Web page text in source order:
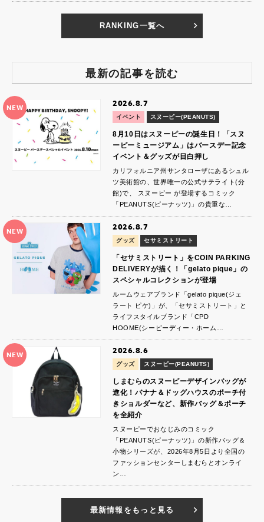
RANKING一覧へ
最新の記事を読む
NEW 2026.8.7
イベント スヌーピー(PEANUTS)
8月10日はスヌーピーの誕生日！「スヌ
ーピーミュージアム」はバースデー記念
イベント＆グッズが目白押し
カリフォルニア州サンタローザにあるシュル
ツ美術館の、世界唯一の公式サテライト(分
館)で、 スヌーピー が登場するコミック
「PEANUTS(ピーナッツ)」の貴重な…
NEW 2026.8.7
グッズ セサミストリート
「セサミストリート」をCOIN PARKING
DELIVERYが描く！「gelato pique」の
スペシャルコレクションが登場
ルームウェアブランド「gelato pique(ジェ
ラート ピケ)」が、「セサミストリート」と
ライフスタイルブランド「CPD
HOOME(シーピーディー・ホーム…
NEW 2026.8.6
グッズ スヌーピー(PEANUTS)
しまむらのスヌーピーデザインバッグが
進化！バナナ＆ドッグハウスのポーチ付
きショルダーなど、新作バッグ＆ポーチ
を全紹介
スヌーピーでおなじみのコミック
「PEANUTS(ピーナッツ)」の新作バッグ＆
小物シリーズが、2026年8月5日より全国の
ファッションセンターしまむらとオンライ
ン…
最新情報をもっと見る